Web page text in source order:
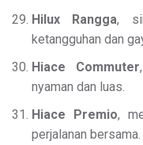
Hilux Rangga,
ketangguhan dan
Hiace Commuter
nyaman dan luas.
Hiace Premio,
perjalanan bersama.